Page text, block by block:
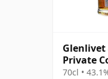
Glenlivet
Private
MacPhail
70cl •